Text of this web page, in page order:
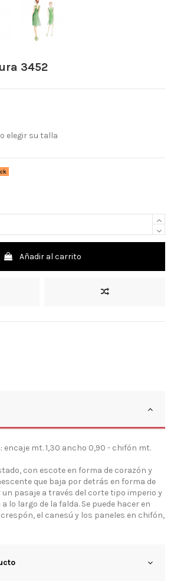
3452
elegir su talla
Añadir al carrito
encaje mt. 1,30 ancho 0,90 - chifón mt.
con escote en forma de corazón y
que baja por detrás en forma de
pasaje a través del corte tipo imperio y
lo largo de la falda. Se puede hacer en
el canesú y los paneles en chifón,